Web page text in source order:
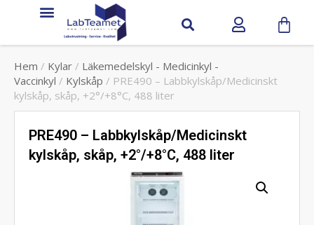
Hem / Kylar / Läkemedelskyl - Medicinkyl -
Vaccinkyl / Kylskåp / PRE490 – Labbkylskåp/Medicinskt
kylskåp, skåp, +2°/+8°C, 488 liter
PRE490 – Labbkylskåp/Medicinskt
kylskåp, skåp, +2°/+8°C, 488 liter